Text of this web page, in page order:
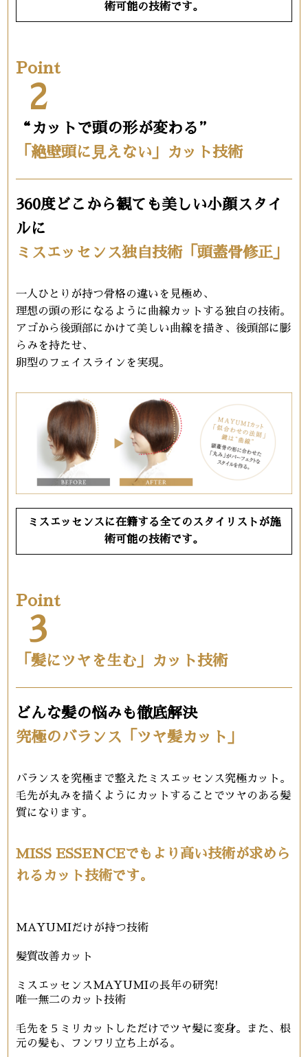
術可能の技術です。
Point
2
“カットで頭の形が変わる”
「絶壁頭に⾒えない」カット技術
360度どこから観ても美しい小顔スタイ
ルに
ミスエッセンス独自技術「頭蓋骨修正」
一人ひとりが持つ骨格の違いを見極め、
理想の頭の形になるように曲線カットする独自の技術。
アゴから後頭部にかけて美しい曲線を描き、後頭部に膨
らみを持たせ、
卵型のフェイスラインを実現。
ミスエッセンスに在籍する全てのスタイリストが施
術可能の技術です。
Point
3
「髪にツヤを生む」カット技術
どんな髪の悩みも徹底解決
究極のバランス「ツヤ髪カット」
バランスを究極まで整えたミスエッセンス究極カット。
毛先が丸みを描くようにカットすることでツヤのある髪
質になります。
MISS ESSENCEでもより高い技術が求めら
れるカット技術です。
MAYUMIだけが持つ技術
髪質改善カット
ミスエッセンスMAYUMIの長年の研究!
唯一無二のカット技術
毛先を５ミリカットしただけでツヤ髪に変身。また、根
元の髪も、フンワリ立ち上がる。